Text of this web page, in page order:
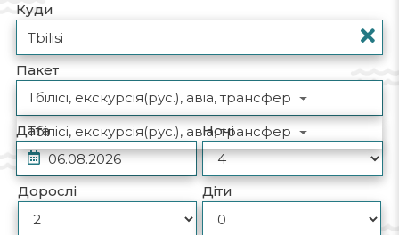
Куди
Пакет
Тбілісі, екскурсія(рус.), авіа, трансфер
Тбілісі, екскурсія(рус.), авіа, трансфер
Дата Ночі
Дорослі Діти